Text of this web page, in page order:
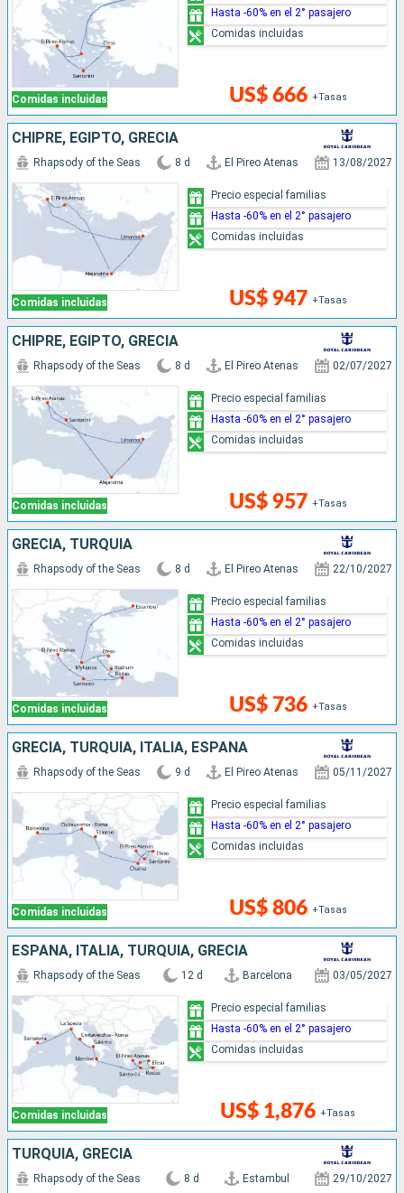
Comidas incluidas US$ 666 +Tasas
Hasta -60% en el 2° pasajero
Comidas incluidas
CHIPRE, EGIPTO, GRECIA
Comidas incluidas
Rhapsody of the Seas 8 d El Pireo Atenas 13/08/2027
US$ 947 +Tasas
Precio especial familias
Hasta -60% en el 2° pasajero
Comidas incluidas
CHIPRE, EGIPTO, GRECIA
Comidas incluidas
Rhapsody of the Seas 8 d El Pireo Atenas 02/07/2027
US$ 957 +Tasas
Precio especial familias
Hasta -60% en el 2° pasajero
Comidas incluidas
GRECIA, TURQUÍA
Comidas incluidas
Rhapsody of the Seas 8 d El Pireo Atenas 22/10/2027
US$ 736 +Tasas
Precio especial familias
Hasta -60% en el 2° pasajero
Comidas incluidas
GRECIA, TURQUÍA, ITALIA, ESPAÑA
Comidas incluidas
Rhapsody of the Seas 9 d El Pireo Atenas 05/11/2027
US$ 806 +Tasas
Precio especial familias
Hasta -60% en el 2° pasajero
Comidas incluidas
ESPAÑA, ITALIA, TURQUÍA, GRECIA
Comidas incluidas
Rhapsody of the Seas 12 d Barcelona 03/05/2027
US$ 1,876 +Tasas
Precio especial familias
Hasta -60% en el 2° pasajero
Comidas incluidas
TURQUÍA, GRECIA
Rhapsody of the Seas 8 d Estambul 29/10/2027